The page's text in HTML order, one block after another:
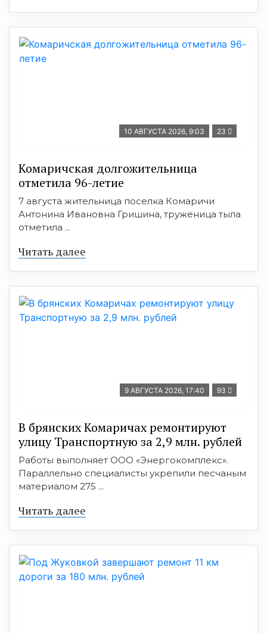
10 АВГУСТА 2026, 9:03 23
Комаричская долгожительница
отметила 96-летие
7 августа жительница поселка Комаричи
Антонина Ивановна Гришина, труженица тыла
отметила ...
Читать далее
9 АВГУСТА 2026, 17:40 93
В брянских Комаричах ремонтируют
улицу Транспортную за 2,9 млн. рублей
Работы выполняет ООО «Энергокомплекс».
Параллельно специалисты укрепили песчаным
материалом 275 ...
Читать далее